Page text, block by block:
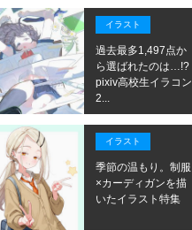
イラスト
過去最多1,497点か
ら選ばれたのは…!?
pixiv高校生イラコン
2...
イラスト
季節の温もり。制服
×カーディガンを描
いたイラスト特集